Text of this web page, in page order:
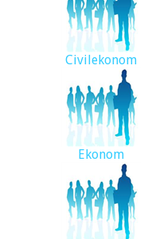
Civilekonom
Ekonom